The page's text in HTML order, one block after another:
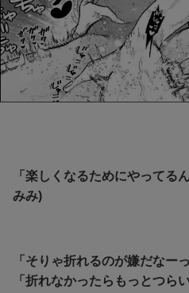
「楽しくなるためにやってる
みみ)
「そりゃ折れるのが嫌だなー
「折れなかったらもっとつら